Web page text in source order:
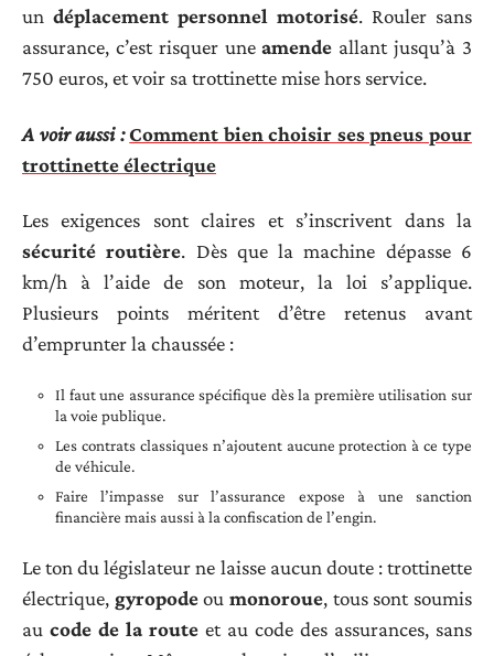
un déplacement personnel motorisé. Rouler sans
assurance, c’est risquer uneamende allant jusqu’à 3
750 euros, et voir sa trottinette mise hors service.
A voir aussi : Comment bien choisir ses pneus pour
trottinette électrique
Les exigences sont claires et s’inscrivent dans la
sécurité routière. Dès que la machine dépasse 6
km/h à l’aide de son moteur, la loi s’applique.
Plusieurs points méritent d’être retenus avant
d’emprunter la chaussée :
Il faut une assurance spécifique dès la première utilisation sur
la voie publique.
Les contrats classiques n’ajoutent aucune protection à ce type
de véhicule.
Faire l’impasse sur l’assurance expose à une sanction
financière mais aussi à la confiscation de l’engin.
Le ton du législateur ne laisse aucun doute : trottinette
électrique, gyropodeoumonoroue, tous sont soumis
au code de la route et au code des assurances, sans